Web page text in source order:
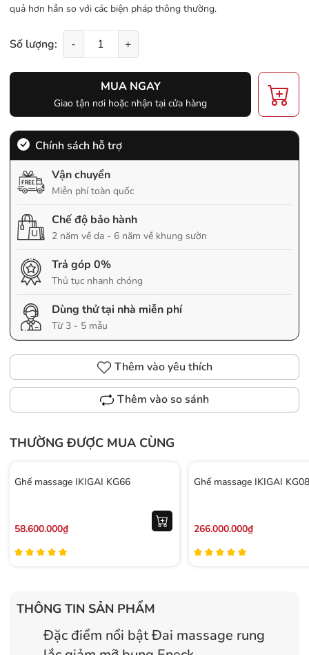
quả hơn hẳn so với các biện pháp thông thường.
Số lượng: - +
MUA NGAY
Giao tận nơi hoặc nhận tại cửa hàng
Chính sách hỗ trợ
Vận chuyển
Miễn phí toàn quốc
Chế độ bảo hành
2 năm về da - 6 năm về khung sườn
Trả góp 0%
Thủ tục nhanh chóng
Dùng thử tại nhà miễn phí
Từ 3 - 5 mẫu
Thêm vào yêu thích
Thêm vào so sánh
THƯỜNG ĐƯỢC MUA CÙNG
Ghế massage IKIGAI KG66
58.600.000₫
Ghế massage IKIGAI
266.000.000₫
THÔNG TIN SẢN PHẨM
Đặc điểm nổi bật Đai massage rung